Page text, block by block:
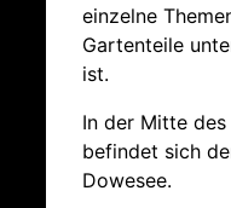
einzelne
Gartenteile
ist.
In der Mitte des
befindet sich
Dowesee.